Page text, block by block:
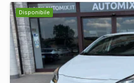
Disponibile